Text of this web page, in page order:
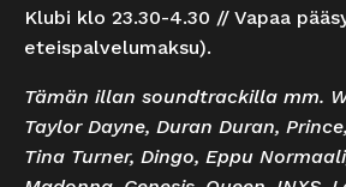
Klubi klo 23.30-4.30 // Vapaa
eteispalvelumaksu).
Tämän illan soundtrackilla mm.
Taylor Dayne, Duran Duran,
Tina Turner, Dingo, Eppu